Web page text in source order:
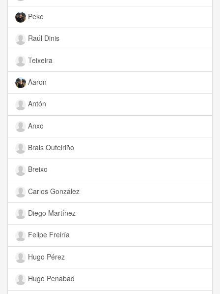
Peke
Raúl Dinis
Teixeira
Aaron
Antón
Anxo
Brais Outeiriño
Breixo
Carlos González
Diego Martínez
Felipe Freiría
Hugo Pérez
Hugo Penabad